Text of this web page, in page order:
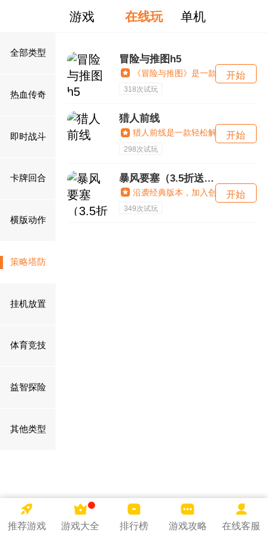
游戏 在线玩 单机
全部类型
热血传奇
即时战斗
卡牌回合
横版动作
策略塔防
挂机放置
体育竞技
益智探险
其他类型
冒险与推图h5
《冒险与推图》是一款融合了日系
318次试玩
猎人前线
猎人前线是一款轻松解压休闲娱乐
298次试玩
暴风要塞（3.5折送328免费版）
沿袭经典版本，加入创新策略元素
349次试玩
推荐游戏 游戏大全 排行榜 游戏攻略 在线客服